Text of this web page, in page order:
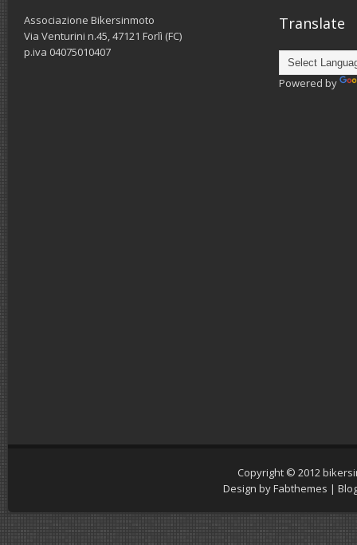
Associazione Bikersinmoto
Via Venturini n.45, 47121 Forlì (FC)
p.iva 04075010407
Translate
Powered by
Copyright © 2012
Design byFabthemes |